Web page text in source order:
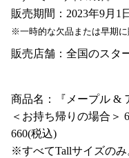
販売期間：2023年9月1
※一時的な欠品または早期に
販売店舗：全国のスタ
商品名：『メープル &
＜お持ち帰りの場合＞
660(税込)
※すべてTallサイズのみ